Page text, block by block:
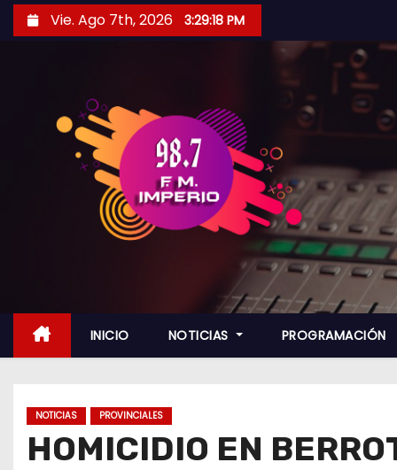
i
Vie. Ago 7th, 2026 3:29:19 PM
INICIO NOTICIAS PROGRAMACIÓN
NOTICIAS PROVINCIALES
HOMICIDIO EN